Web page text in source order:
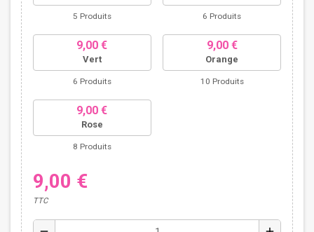
5 Produits 6 Produits
9,00 €
Vert
6 Produits
9,00 €
Orange
10 Produits
9,00 €
Rose
8 Produits
9,00 €
TTC